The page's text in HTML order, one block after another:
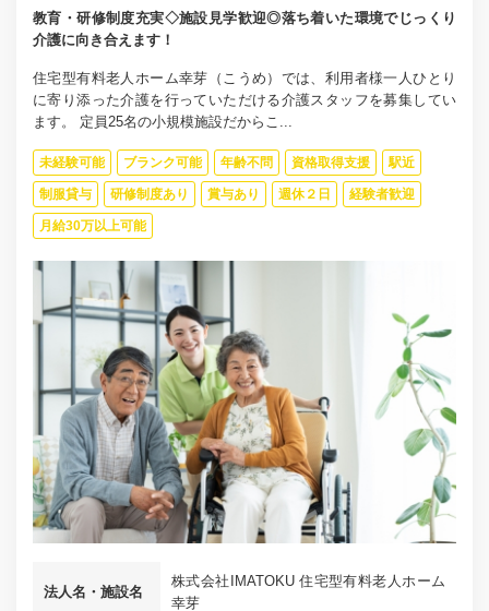
教育・研修制度充実◇施設見学歓迎◎落ち着いた環境でじっくり
介護に向き合えます！
住宅型有料老人ホーム幸芽（こうめ）では、利用者様一人ひとり
に寄り添った介護を行っていただける介護スタッフを募集してい
ます。 定員25名の小規模施設だからこ...
未経験可能 ブランク可能 年齢不問 資格取得支援 駅近
制服貸与 研修制度あり 賞与あり 週休２日 経験者歓迎
月給30万以上可能
法人名・施設名
株式会社IMATOKU 住宅型有料老人ホーム
幸芽